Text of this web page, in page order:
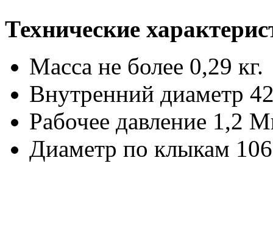
Технические
Масса не более 0,29 кг.
Внутренний диаметр
Рабочее давление 1,2
Диаметр по клыкам